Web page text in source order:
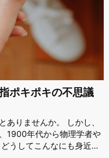
ポキポキの不思議
ありませんか。 しかし、
1900年代から物理学者や
うしてこんなにも身近な